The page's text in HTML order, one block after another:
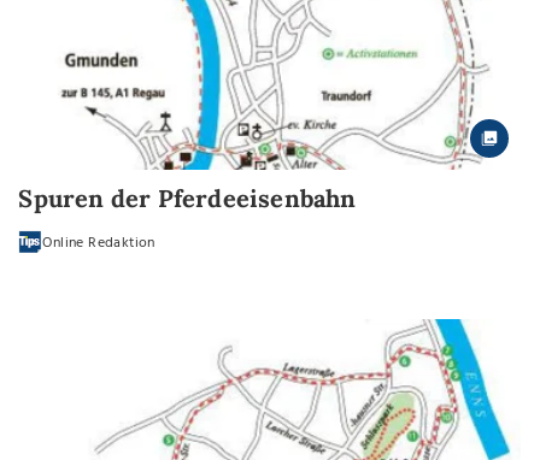
Spuren der Pferdeeisenbahn
Online Redaktion